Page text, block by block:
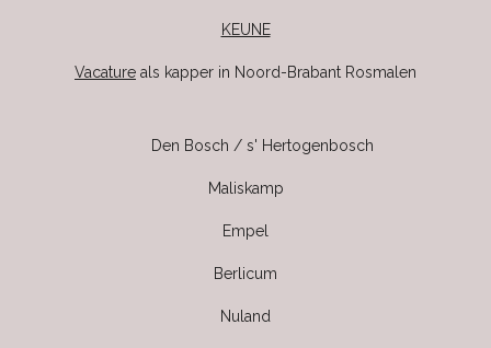
KEUNE
Vacature als kapper in Noord-Brabant Rosmalen
Den Bosch / s' Hertogenbosch
Maliskamp
Empel
Berlicum
Nuland